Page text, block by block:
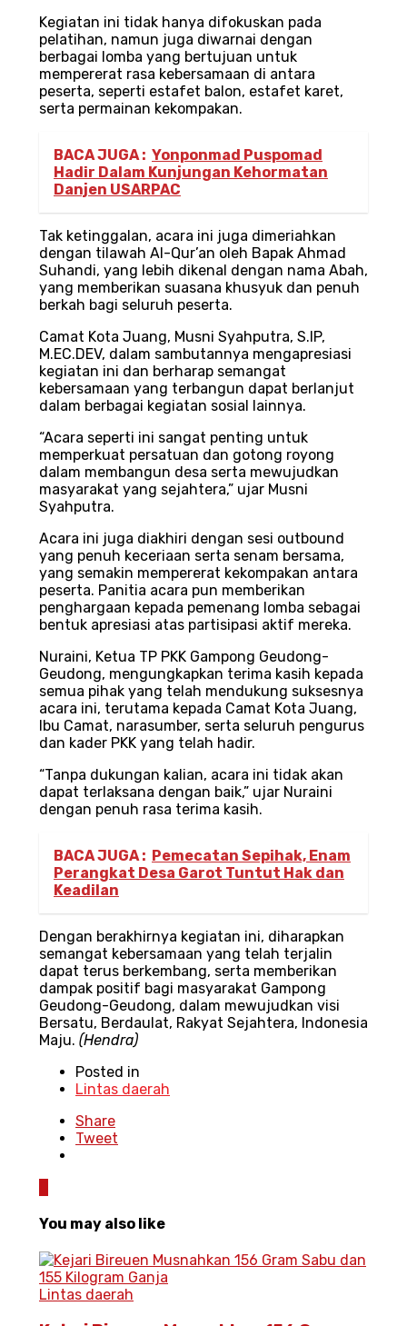
Kegiatan ini tidak hanya difokuskan pada
pelatihan, namun juga diwarnai dengan
berbagai lomba yang bertujuan untuk
mempererat rasa kebersamaan di antara
peserta, seperti estafet balon, estafet karet,
serta permainan kekompakan.
BACA JUGA : Yonponmad Puspomad
Hadir Dalam Kunjungan Kehormatan
Danjen USARPAC
Tak ketinggalan, acara ini juga dimeriahkan
dengan tilawah Al-Qur’an oleh Bapak Ahmad
Suhandi, yang lebih dikenal dengan nama Abah,
yang memberikan suasana khusyuk dan penuh
berkah bagi seluruh peserta.
Camat Kota Juang, Musni Syahputra, S.IP,
M.EC.DEV, dalam sambutannya mengapresiasi
kegiatan ini dan berharap semangat
kebersamaan yang terbangun dapat berlanjut
dalam berbagai kegiatan sosial lainnya.
“Acara seperti ini sangat penting untuk
memperkuat persatuan dan gotong royong
dalam membangun desa serta mewujudkan
masyarakat yang sejahtera,” ujar Musni
Syahputra.
Acara ini juga diakhiri dengan sesi outbound
yang penuh keceriaan serta senam bersama,
yang semakin mempererat kekompakan antara
peserta. Panitia acara pun memberikan
penghargaan kepada pemenang lomba sebagai
bentuk apresiasi atas partisipasi aktif mereka.
Nuraini, Ketua TP PKK Gampong Geudong-
Geudong, mengungkapkan terima kasih kepada
semua pihak yang telah mendukung suksesnya
acara ini, terutama kepada Camat Kota Juang,
Ibu Camat, narasumber, serta seluruh pengurus
dan kader PKK yang telah hadir.
“Tanpa dukungan kalian, acara ini tidak akan
dapat terlaksana dengan baik,” ujar Nuraini
dengan penuh rasa terima kasih.
BACA JUGA : Pemecatan Sepihak, Enam
Perangkat Desa Garot Tuntut Hak dan
Keadilan
Dengan berakhirnya kegiatan ini, diharapkan
semangat kebersamaan yang telah terjalin
dapat terus berkembang, serta memberikan
dampak positif bagi masyarakat Gampong
Geudong-Geudong, dalam mewujudkan visi
Bersatu, Berdaulat, Rakyat Sejahtera, Indonesia
Maju. (Hendra)
Posted in
Lintas daerah
Share
Tweet
You may also like
Lintas daerah